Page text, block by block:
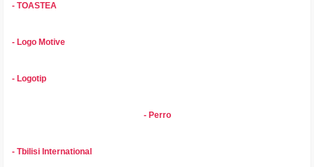
- TOASTEA
- Logo Motive
- Logotip
- Perro
- Tbilisi International